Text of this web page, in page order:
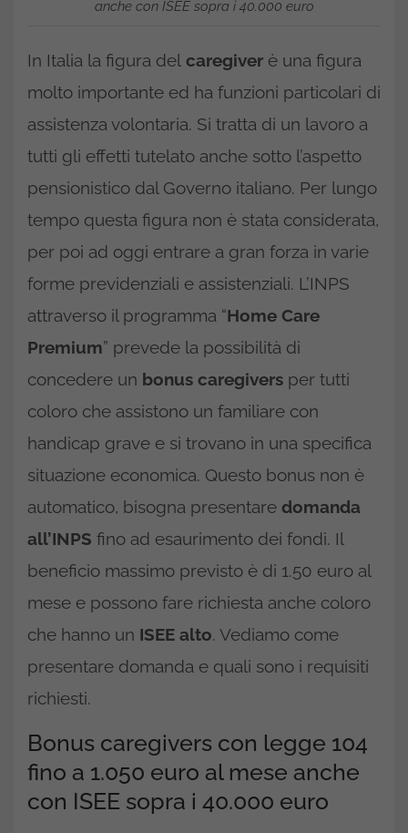
anche con ISEE sopra i 40.000 euro
In Italia la figura del caregiver è una figura
molto importante ed ha funzioni particolari di
assistenza volontaria. Si tratta di un lavoro a
tutti gli effetti tutelato anche sotto l’aspetto
pensionistico dal Governo italiano. Per lungo
tempo questa figura non è stata considerata,
per poi ad oggi entrare a gran forza in varie
forme previdenziali e assistenziali. L’INPS
attraverso il programma “Home Care
Premium” prevede la possibilità di
concedere un bonus caregivers per tutti
coloro che assistono un familiare con
handicap grave e si trovano in una specifica
situazione economica. Questo bonus non è
automatico, bisogna presentare domanda
all’INPS fino ad esaurimento dei fondi. Il
beneficio massimo previsto è di 1.50 euro al
mese e possono fare richiesta anche coloro
che hanno un ISEE alto. Vediamo come
presentare domanda e quali sono i requisiti
richiesti.
Bonus caregivers con legge 104
fino a 1.050 euro al mese anche
con ISEE sopra i 40.000 euro